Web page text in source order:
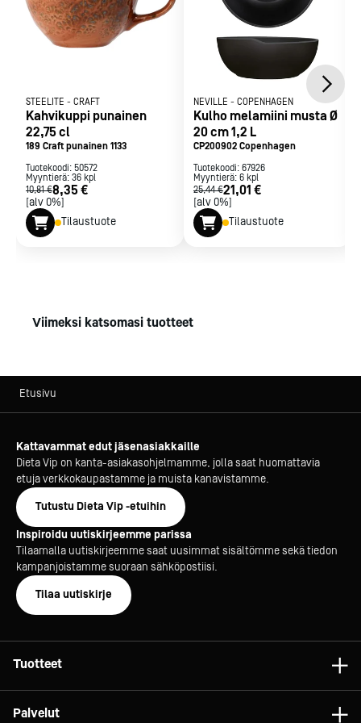
STEELITE - CRAFT
Kahvikuppi punainen
22,75 cl
189 Craft punainen 1133
Tuotekoodi: 50572
Myyntierä: 36 kpl
10,81 €8,35 €
[alv 0%]
Tilaustuote
NEVILLE - COPENHAGEN
Kulho melamiini musta Ø
20 cm 1,2 L
CP200902 Copenhagen
Tuotekoodi: 67926
Myyntierä: 6 kpl
25,44 €21,01 €
[alv 0%]
Tilaustuote
Viimeksi katsomasi tuotteet
Etusivu
Kattavammat edut jäsenasiakkaille
Dieta Vip on kanta-asiakasohjelmamme, jolla saat huomattavia
etuja verkkokaupastamme ja muista kanavistamme.
Tutustu Dieta Vip -etuihin
Inspiroidu uutiskirjeemme parissa
Tilaamalla uutiskirjeemme saat uusimmat sisältömme sekä tiedon
kampanjoistamme suoraan sähköpostiisi.
Tilaa uutiskirje
Tuotteet
Palvelut